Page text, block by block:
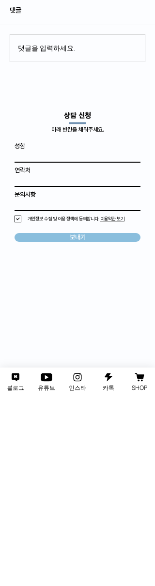
댓글
댓글을 입력하세요.
​상담 신청
아래 빈칸을 채워주세요.
성함
연락처
문의사항
개인정보 수집 및 이용 정책에 동의합니다. 이용약관 보기
보내기
블로그 유튜브 인스타 카톡 SHOP